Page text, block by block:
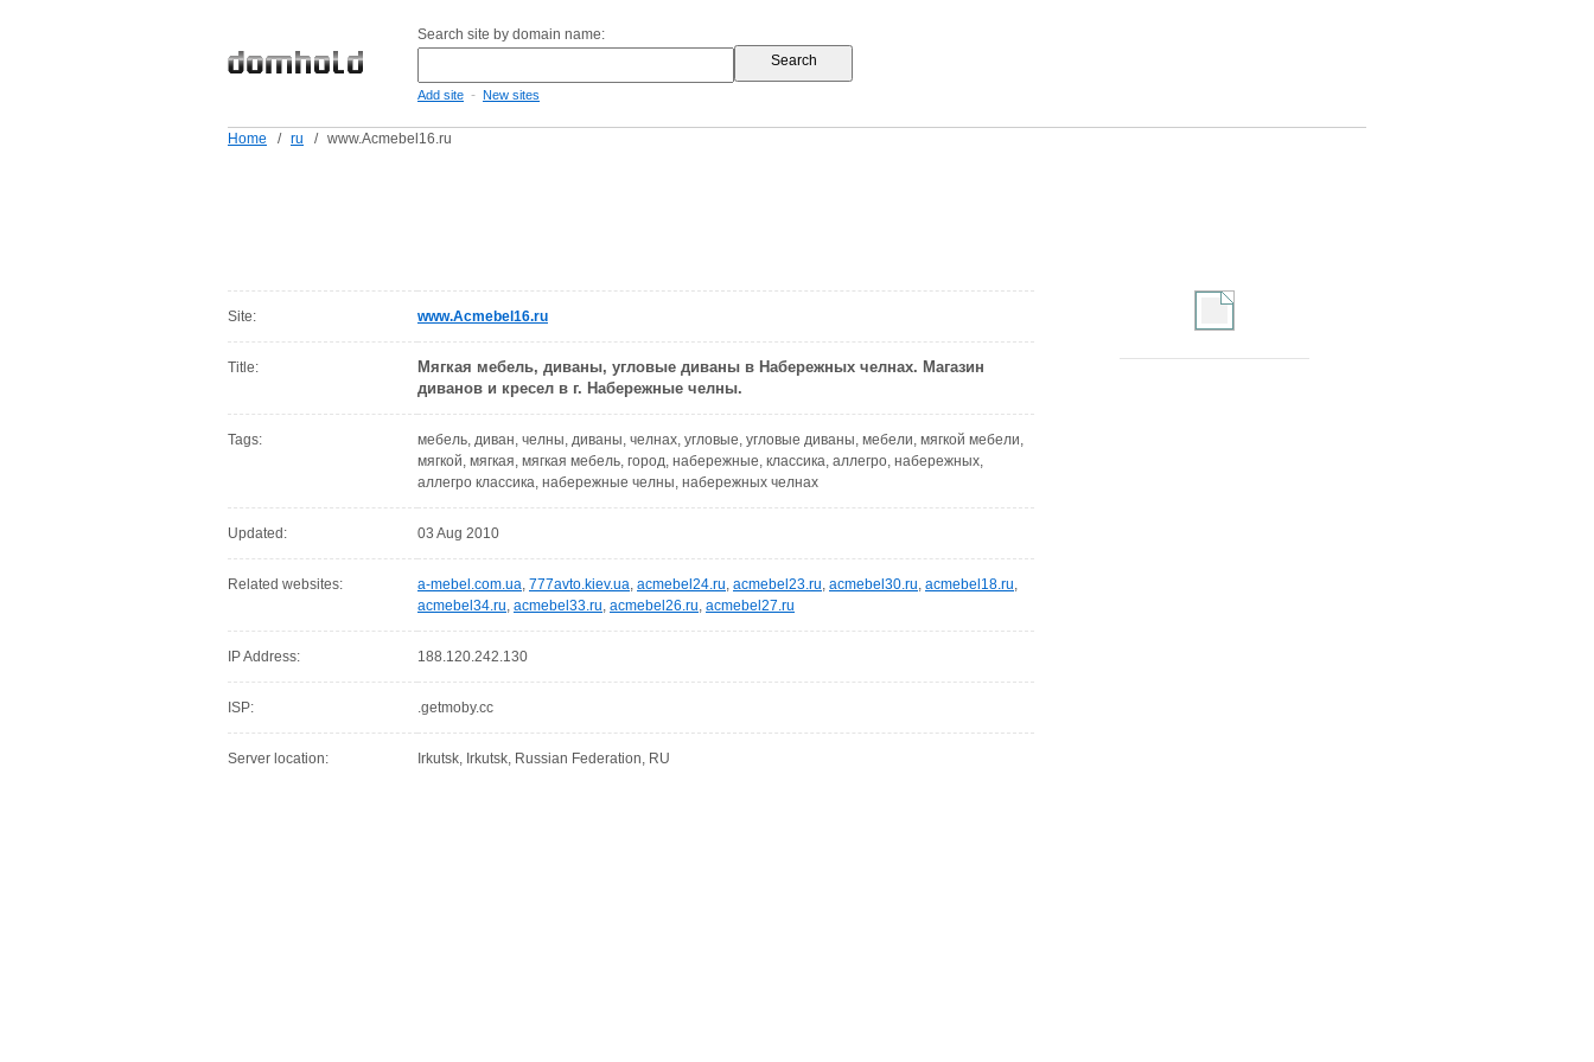
Search site by domain name:
Add site - New sites
Home / ru / www.Acmebel16.ru
Site: www.Acmebel16.ru
Title:
Мягкая мебель, диваны, угловые диваны в Набережных челнах. Магазин
диванов и кресел в г. Набережные челны.
Tags:
мебель, диван, челны, диваны, челнах, угловые, угловые диваны, мебели, мягкой мебели,
мягкой, мягкая, мягкая мебель, город, набережные, классика, аллегро, набережных,
аллегро классика, набережные челны, набережных челнах
Updated: 03 Aug 2010
Related websites: a-mebel.com.ua, 777avto.kiev.ua, acmebel24.ru, acmebel23.ru, acmebel30.ru, acmebel18.ru,
acmebel34.ru, acmebel33.ru, acmebel26.ru, acmebel27.ru
IP Address: 188.120.242.130
ISP: .getmoby.cc
Server location: Irkutsk, Irkutsk, Russian Federation, RU